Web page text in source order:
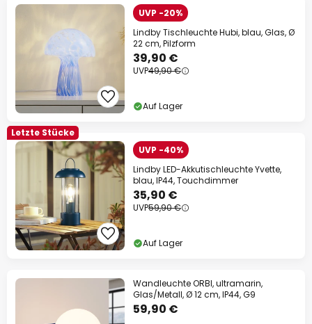
UVP -20%
Lindby Tischleuchte Hubi, blau, Glas, Ø
22 cm, Pilzform
39,90 €
UVP49,90 €
Auf Lager
Letzte Stücke
UVP -40%
Lindby LED-Akkutischleuchte Yvette,
blau, IP44, Touchdimmer
35,90 €
UVP59,90 €
Auf Lager
Wandleuchte ORBI, ultramarin,
Glas/Metall, Ø 12 cm, IP44, G9
59,90 €